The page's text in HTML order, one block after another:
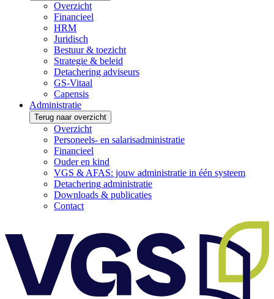
Overzicht
Financieel
HRM
Juridisch
Bestuur & toezicht
Strategie & beleid
Detachering adviseurs
GS-Vitaal
Capensis
Administratie
Terug naar overzicht
Overzicht
Personeels- en salarisadministratie
Financieel
Ouder en kind
VGS & AFAS: jouw administratie in één systeem
Detachering administratie
Downloads & publicaties
Contact